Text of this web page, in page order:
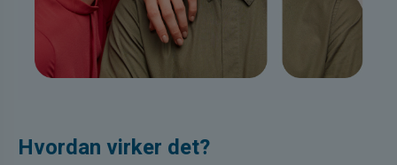
Hvordan virker det?